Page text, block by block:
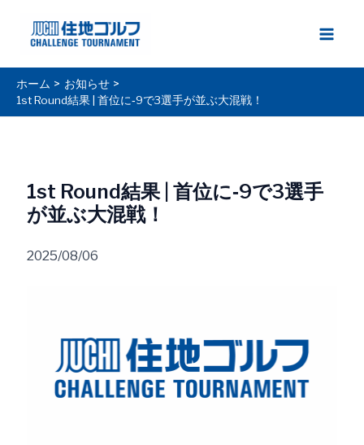
ス
ホーム
お知らせ
1st Round結果 | 首位に‐9で3選手が並ぶ大混戦！
1st Round結果 | 首位に‐9で3選手
が並ぶ大混戦！
2025/08/06